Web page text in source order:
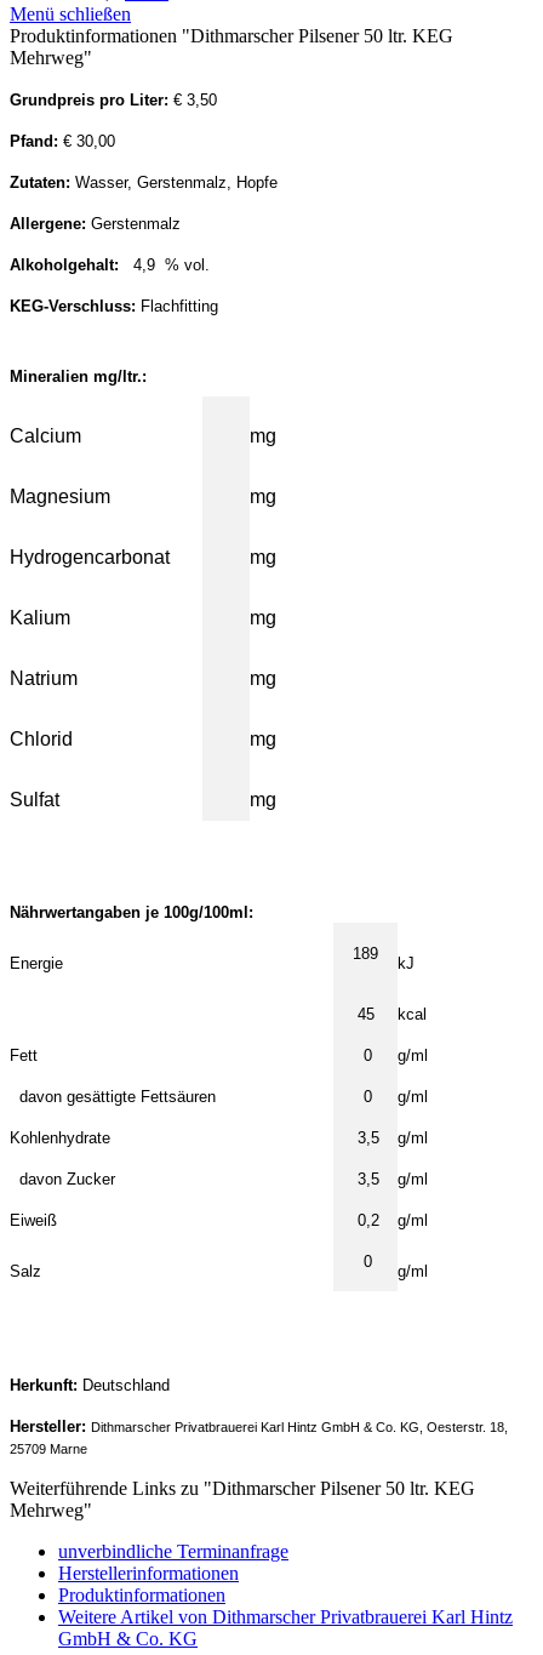
Menü schließen
Produktinformationen "Dithmarscher Pilsener 50 ltr. KEG
Mehrweg"
Grundpreis pro Liter: € 3,50
Pfand: € 30,00
Zutaten: Wasser, Gerstenmalz, Hopfe
Allergene: Gerstenmalz
Alkoholgehalt: 4,9 % vol.
KEG-Verschluss: Flachfitting
Mineralien mg/ltr.:
Calcium mg
Magnesium mg
Hydrogencarbonat mg
Kalium mg
Natrium mg
Chlorid mg
Sulfat mg
Nährwertangaben je 100g/100ml:
Energie
189
kJ
45 kcal
Fett 0 g/ml
davon gesättigte Fettsäuren 0 g/ml
Kohlenhydrate 3,5 g/ml
davon Zucker 3,5 g/ml
Eiweiß 0,2 g/ml
Salz
0
g/ml
Herkunft: Deutschland
Hersteller: Dithmarscher Privatbrauerei Karl Hintz GmbH & Co. KG, Oesterstr. 18,
25709 Marne
Weiterführende Links zu "Dithmarscher Pilsener 50 ltr. KEG
Mehrweg"
unverbindliche Terminanfrage
Herstellerinformationen
Produktinformationen
Weitere Artikel von Dithmarscher Privatbrauerei Karl Hintz
GmbH & Co. KG